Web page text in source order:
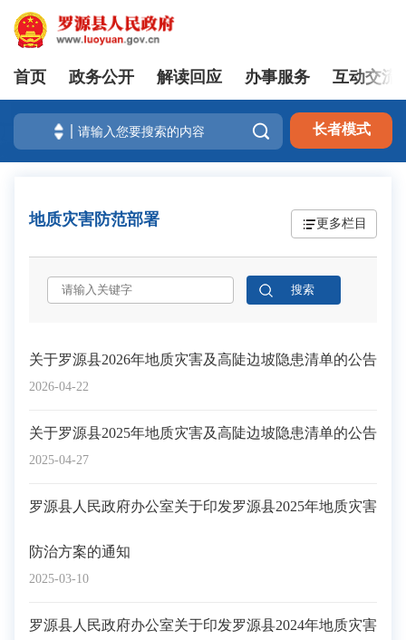
登录
首页 政务公开 解读回应 办事服务 互动交流
 长者模式
地质灾害防范部署 更多栏目
2026-04-22
关于罗源县2026年地质灾害及高陡边坡隐患清单的公告
2025-04-27
关于罗源县2025年地质灾害及高陡边坡隐患清单的公告
2025-03-10
罗源县人民政府办公室关于印发罗源县2025年地质灾害
防治方案的通知
罗源县人民政府办公室关于印发罗源县2024年地质灾害